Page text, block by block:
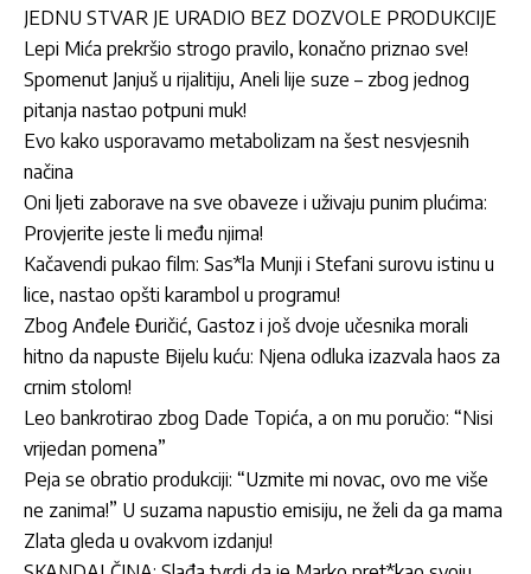
JEDNU STVAR JE URADIO BEZ DOZVOLE PRODUKCIJE
Lepi Mića prekršio strogo pravilo, konačno priznao sve!
Spomenut Janjuš u rijalitiju, Aneli lije suze – zbog jednog
pitanja nastao potpuni muk!
Evo kako usporavamo metabolizam na šest nesvjesnih
načina
Oni ljeti zaborave na sve obaveze i uživaju punim plućima:
Provjerite jeste li među njima!
Kačavendi pukao film: Sas*la Munji i Stefani surovu istinu u
lice, nastao opšti karambol u programu!
Zbog Anđele Đuričić, Gastoz i još dvoje učesnika morali
hitno da napuste Bijelu kuću: Njena odluka izazvala haos za
crnim stolom!
Leo bankrotirao zbog Dade Topića, a on mu poručio: “Nisi
vrijedan pomena”
Peja se obratio produkciji: “Uzmite mi novac, ovo me više
ne zanima!” U suzama napustio emisiju, ne želi da ga mama
Zlata gleda u ovakvom izdanju!